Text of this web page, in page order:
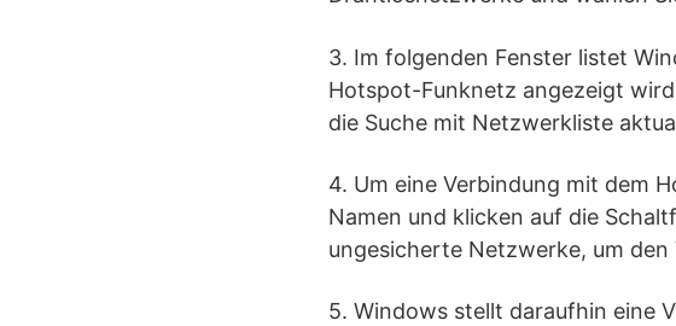
3. Im folgenden Fenster listet
Hotspot-Funknetz angezeigt
die Suche mit Netzwerkliste
4. Um eine Verbindung mit dem
Namen und klicken auf die
ungesicherte Netzwerke, um
5. Windows stellt daraufhin eine